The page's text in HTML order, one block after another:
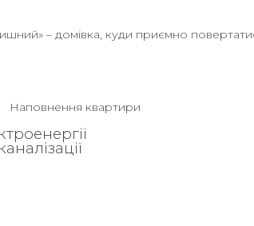
– домівка, куди приємно
Наповнення квартири